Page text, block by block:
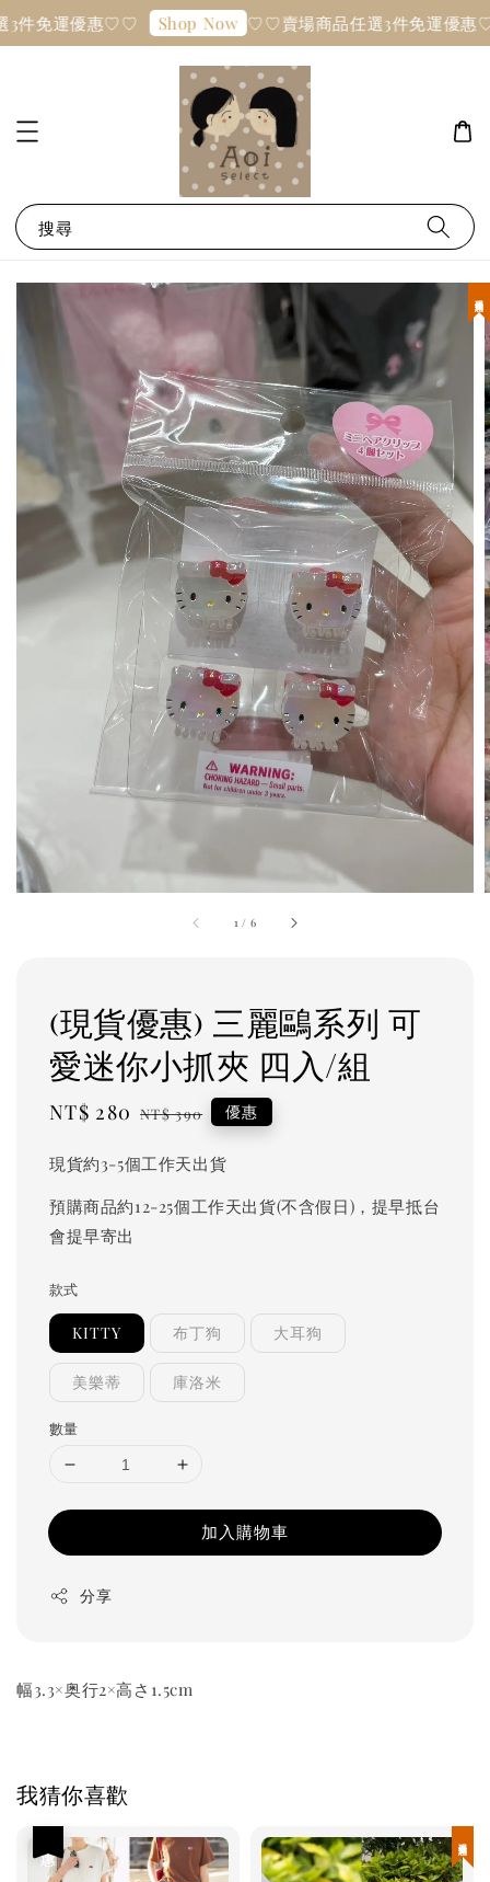
件免運優惠♡♡ Shop Now ♡♡賣場商品任選3件免運優惠
搜尋
1 / 6
(現貨優惠) 三麗鷗系列 可
愛迷你小抓夾 四入/組
Sale
NT$ 280 Regular
NT$ 390 優惠
現貨約3-5個工作天出貨
預購商品約12-25個工作天出貨(不含假日)，提早抵台
會提早寄出
款式
KITTY 布丁狗 大耳狗
美樂蒂 庫洛米
數量
加入購物車
分享
幅3.3×奥行2×高さ1.5cm
我猜你喜歡